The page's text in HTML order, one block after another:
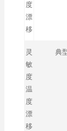
度
漂
移
灵
敏
度
温
度
漂
移
典